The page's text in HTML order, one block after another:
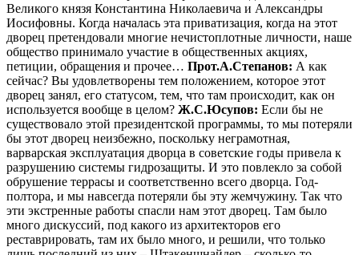
Великого князя Константина Николаевича и Александры
Иосифовны. Когда началась эта приватизация, когда на этот
дворец претендовали многие нечистоплотные личности, наше
общество принимало участие в общественных акциях,
петиции, обращения и прочее… Прот.А.Степанов: А как
сейчас? Вы удовлетворены тем положением, которое этот
дворец занял, его статусом, тем, что там происходит, как он
используется вообще в целом? Ж.С.Юсупов: Если бы не
существовало этой президентской программы, то мы потеряли
бы этот дворец неизбежно, поскольку неграмотная,
варварская эксплуатация дворца в советские годы привела к
разрушению системы гидрозащиты. И это повлекло за собой
обрушение террасы и соответственно всего дворца. Год-
полтора, и мы навсегда потеряли бы эту жемчужину. Так что
эти экстренные работы спасли нам этот дворец. Там было
много дискуссий, под какого из архитекторов его
реставрировать, там их было много, и решили, что только